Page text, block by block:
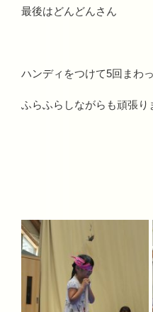
最後はどんどんさん
ハンディをつけて5回まわ
ふらふらしながらも頑張り